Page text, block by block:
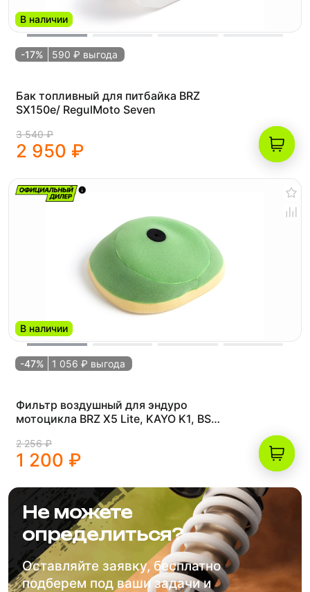
В наличии
-17% 590 ₽ выгода
Бак топливный для питбайка BRZ
SX150e/ RegulMoto Seven
3 540 ₽
2 950 ₽
В наличии
-47% 1 056 ₽ выгода
Фильтр воздушный для эндуро
мотоцикла BRZ X5 Lite, KAYO K1, BSE
2 256 ₽
1 200 ₽
Не можете
определиться?
Оставляйте заявку, бесплатно
подберем под ваши задачи и